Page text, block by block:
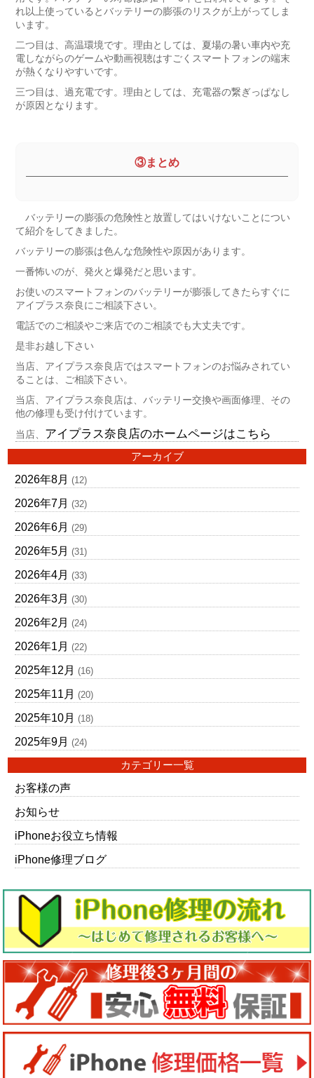
れ以上使っているとバッテリーの膨張のリスクが上がってしま
います。
二つ目は、高温環境です。理由としては、夏場の暑い車内や充
電しながらのゲームや動画視聴はすごくスマートフォンの端末
が熱くなりやすいです。
三つ目は、過充電です。理由としては、充電器の繋ぎっぱなし
が原因となります。
③まとめ
バッテリーの膨張の危険性と放置してはいけないことについ
て紹介をしてきました。
バッテリーの膨張は色んな危険性や原因があります。
一番怖いのが、発火と爆発だと思います。
お使いのスマートフォンのバッテリーが膨張してきたらすぐに
アイプラス奈良にご相談下さい。
電話でのご相談やご来店でのご相談でも大丈夫です。
是非お越し下さい
当店、アイプラス奈良店ではスマートフォンのお悩みされてい
ることは、ご相談下さい。
当店、アイプラス奈良店は、バッテリー交換や画面修理、その
他の修理も受け付けています。
当店、 アイプラス奈良店のホームページはこちら
アーカイブ
2026年8月 (12)
2026年7月 (32)
2026年6月 (29)
2026年5月 (31)
2026年4月 (33)
2026年3月 (30)
2026年2月 (24)
2026年1月 (22)
2025年12月 (16)
2025年11月 (20)
2025年10月 (18)
2025年9月 (24)
カテゴリー一覧
お客様の声
お知らせ
iPhoneお役立ち情報
iPhone修理ブログ